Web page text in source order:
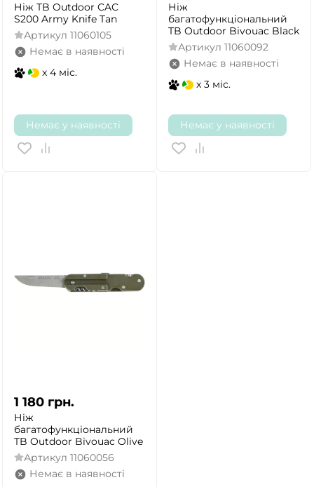
Ніж TB Outdoor CAC
S200 Army Knife Tan
Артикул 11060105
Немає в наявності
x 4 міс.
Немає у наявності
Ніж
багатофункціональний
TB Outdoor Bivouac Black
Артикул 11060092
Немає в наявності
x 3 міс.
Немає у наявності
1 180 грн.
Ніж
багатофункціональний
TB Outdoor Bivouac Olive
Артикул 11060056
Немає в наявності